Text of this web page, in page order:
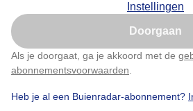
Instellingen
Doorgaan
Als je doorgaat, ga je akkoord met de
abonnementsvoorwaarden
Heb je al een Buienradar-abonnement?
Door: Yvonne Raphael Gemaakt: 23-04-
Duinen Zon Wolken
Nu niet,
Klik hierom dit aan te